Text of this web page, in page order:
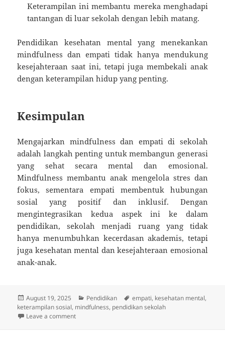
Keterampilan ini membantu mereka menghadapi
tantangan di luar sekolah dengan lebih matang.
Pendidikan kesehatan mental yang menekankan
mindfulness dan empati tidak hanya mendukung
kesejahteraan saat ini, tetapi juga membekali anak
dengan keterampilan hidup yang penting.
Kesimpulan
Mengajarkan mindfulness dan empati di sekolah
adalah langkah penting untuk membangun generasi
yang sehat secara mental dan emosional.
Mindfulness membantu anak mengelola stres dan
fokus, sementara empati membentuk hubungan
sosial yang positif dan inklusif. Dengan
mengintegrasikan kedua aspek ini ke dalam
pendidikan, sekolah menjadi ruang yang tidak
hanya menumbuhkan kecerdasan akademis, tetapi
juga kesehatan mental dan kesejahteraan emosional
anak-anak.
Posted
on
August 19, 2025 Categories
Pendidikan Tags
empati, kesehatan mental,
keterampilan sosial, mindfulness, pendidikan sekolah
Leave a commenton Pendidikan Kesehatan Mental: Mengapa